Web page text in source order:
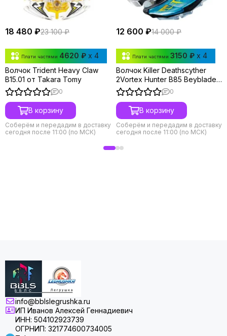
18 480 ₽23 100 ₽
Плати частями 4620 ₽ x 4
Волчок Trident Heavy Claw
B15.01 от Takara Tomy
0
В корзину
Соберём и передадим в доставку
сегодня после 11:00 (по МСК)
12 600 ₽14 000 ₽
Плати частями 3150 ₽ x 4
Волчок Killer Deathscyther
2Vortex Hunter B85 Beyblade
Burst от Takara Tomy
0
В корзину
Соберём и передадим в доставку
сегодня после 11:00 (по МСК)
info@bblslegrushka.ru
ИП Иванов Алексей Геннадиевич
ИНН: 504102923739
ОГРНИП: 321774600734005